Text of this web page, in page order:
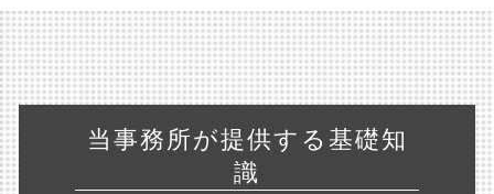
当事務所が提供する基礎知
識